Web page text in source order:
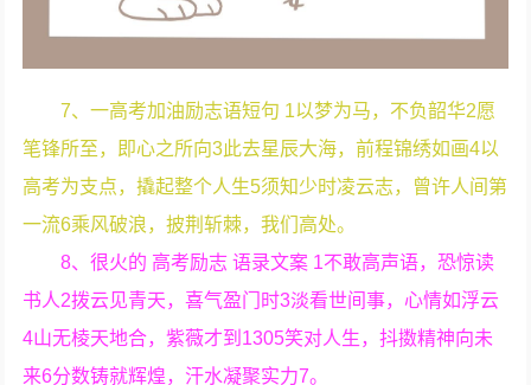
7、一高考加油励志语短句 1以梦为马，不负韶华2愿
笔锋所至，即心之所向3此去星辰大海，前程锦绣如画4以
高考为支点，撬起整个人生5须知少时凌云志，曾许人间第
一流6乘风破浪，披荆斩棘，我们高处。
8、很火的 高考励志 语录文案 1不敢高声语，恐惊读
书人2拨云见青天，喜气盈门时3淡看世间事，心情如浮云
4山无棱天地合，紫薇才到1305笑对人生，抖擞精神向未
来6分数铸就辉煌，汗水凝聚实力7。